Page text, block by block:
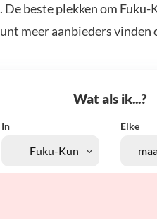
De beste plekken om
meer aanbieders
Wat als ik...?
In Elke